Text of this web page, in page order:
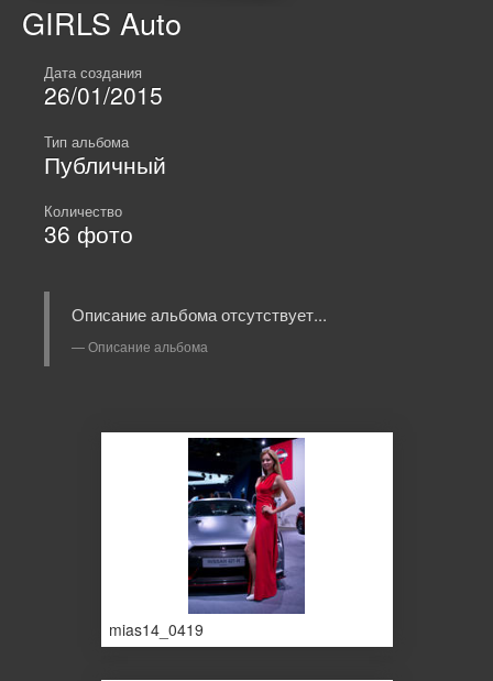
GIRLS Auto
Дата создания
26/01/2015
Тип альбома
Публичный
Количество
36 фото
Описание альбома отсутствует...
Описание альбома
mias14_0419